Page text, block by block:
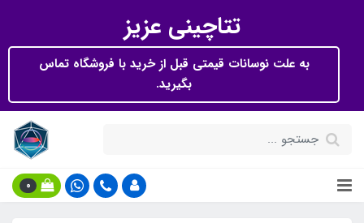
تتاچینی عزیز
به علت نوسانات قیمتی قبل از خرید با فروشگاه تماس
بگیرید.
0